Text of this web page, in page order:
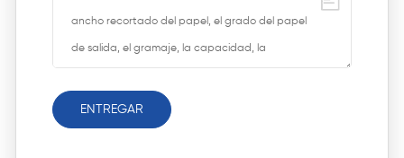
ENTREGAR